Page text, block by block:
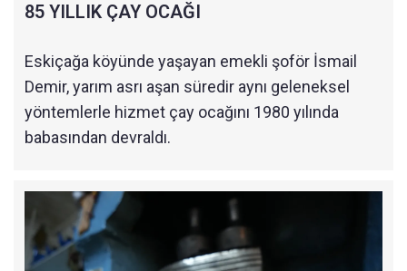
85 YILLIK ÇAY OCAĞI
Eskiçağa köyünde yaşayan emekli şoför İsmail
Demir, yarım asrı aşan süredir aynı geleneksel
yöntemlerle hizmet çay ocağını 1980 yılında
babasından devraldı.